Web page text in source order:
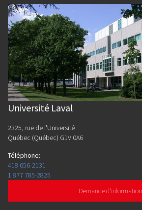
Université Laval
2325, rue de l'Université
Québec (Québec) G1V 0A6
Téléphone:
418 656-2131
1 877 785-2825
Demande d'information